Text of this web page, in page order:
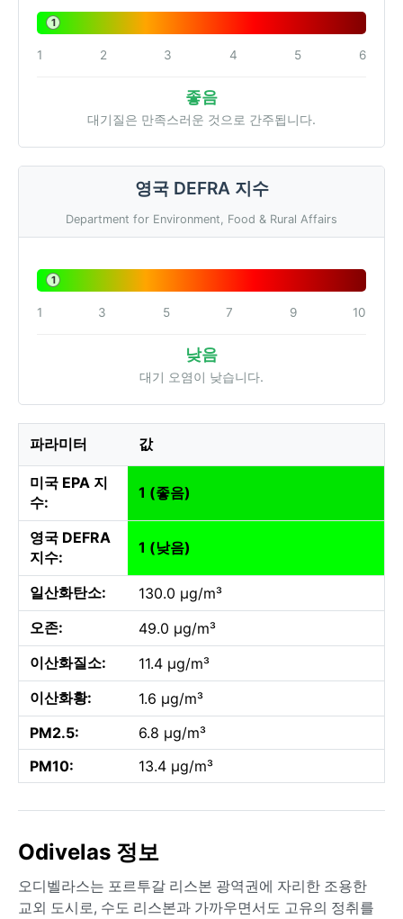
1
1 2 3 4 5 6
좋음
대기질은 만족스러운 것으로 간주됩니다.
영국 DEFRA 지수
Department for Environment, Food & Rural Affairs
1
1 3 5 7 9 10
낮음
대기 오염이 낮습니다.
파라미터 값
미국 EPA 지
수:
1 (좋음)
영국 DEFRA
지수:
1 (낮음)
일산화탄소:
130.0 µg/m³
오존:
49.0 µg/m³
이산화질소:
11.4 µg/m³
이산화황:
1.6 µg/m³
PM2.5:
6.8 µg/m³
PM10:
13.4 µg/m³
Odivelas 정보
오디벨라스는 포르투갈 리스본 광역권에 자리한 조용한
교외 도시로, 수도 리스본과 가까우면서도 고유의 정취를